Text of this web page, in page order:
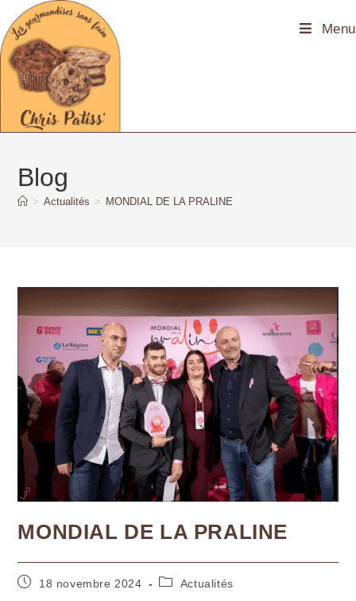
principal
Menu
Blog
> Actualités > MONDIAL DE LA PRALINE
MONDIAL DE LA PRALINE
18 novembre 2024 Actualités